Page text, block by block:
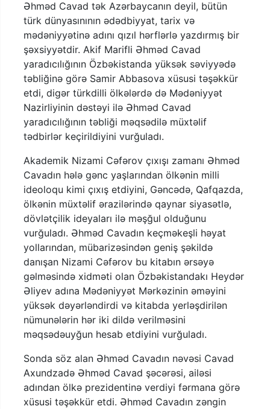
Əhməd Cavad tək Azərbaycanın deyil, bütün
türk dünyasınının ədədbiyyat, tarix və
mədəniyyətinə adını qızıl hərflərlə yazdırmış bir
şəxsiyyətdir. Akif Marifli Əhməd Cavad
yaradıcılığının Özbəkistanda yüksək səviyyədə
təbliğinə görə Samir Abbasova xüsusi təşəkkür
etdi, digər türkdilli ölkələrdə də Mədəniyyət
Nazirliyinin dəstəyi ilə Əhməd Cavad
yaradıcılığının təbliği məqsədilə müxtəlif
tədbirlər keçirildiyini vurğuladı.
Akademik Nizami Cəfərov çıxışı zamanı Əhməd
Cavadın hələ gənc yaşlarından ölkənin milli
ideoloqu kimi çıxış etdiyini, Gəncədə, Qafqazda,
ölkənin müxtəlif ərazilərində qaynar siyasətlə,
dövlətçilik ideyaları ilə məşğul olduğunu
vurğuladı. Əhməd Cavadın keçməkeşli həyat
yollarından, mübarizəsindən geniş şəkildə
danışan Nizami Cəfərov bu kitabın ərsəyə
gəlməsində xidməti olan Özbəkistandakı Heydər
Əliyev adına Mədəniyyət Mərkəzinin əməyini
yüksək dəyərləndirdi və kitabda yerləşdirilən
nümunələrin hər iki dildə verilməsini
məqsədəuyğun hesab etdiyini vurğuladı.
Sonda söz alan Əhməd Cavadın nəvəsi Cavad
Axundzadə Əhməd Cavad şəcərəsi, ailəsi
adından ölkə prezidentinə verdiyi fərmana görə
xüsusi təşəkkür etdi. Əhməd Cavadın zəngin